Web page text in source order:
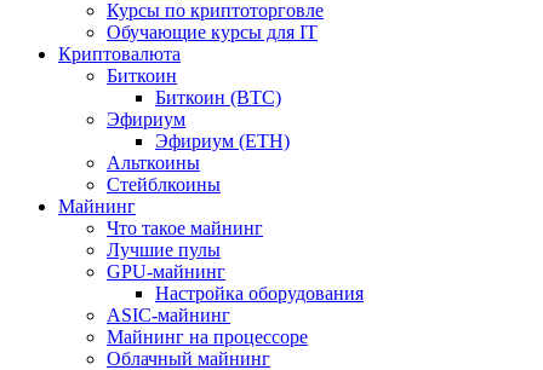
Курсы по криптоторговле
Обучающие курсы для IT
Криптовалюта
Биткоин
Биткоин (BTC)
Эфириум
Эфириум (ETH)
Альткоины
Стейблкоины
Майнинг
Что такое майнинг
Лучшие пулы
GPU-майнинг
Настройка оборудования
ASIC-майнинг
Майнинг на процессоре
Облачный майнинг